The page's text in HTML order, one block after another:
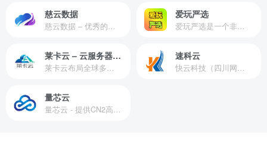
慈云数据
慈云数据 – 优秀的云服务器服务商，提供最具有性价比的产品。慈云数据是开发者必不可少的良心云
爱玩严选
爱玩严选是一个非常有保障且性价比极高的虚拟商城，包括但不限于苹果证书、技术指导、会员充值等多种虚拟服务！
莱卡云 – 云服务器提供商
莱卡云布局全球多个地理区域。提供服务有：境外云服务器、国内云服务器、独立服务器、服务器托管、CDN、SSL证书、游戏服务器等业务。
速科云
快云科技（四川网联快云科技有限公司）成立于2021年，主营互联网业务平台服务提供商。公司专注为用户提供低价高性能云计算产品，致力于云计算应用的易用性开发，并引导云计算在国内普及
量芯云
量芯云 - 提供CN2高速香港美国云服务器&专业高防服务器租用等云服务器供应商